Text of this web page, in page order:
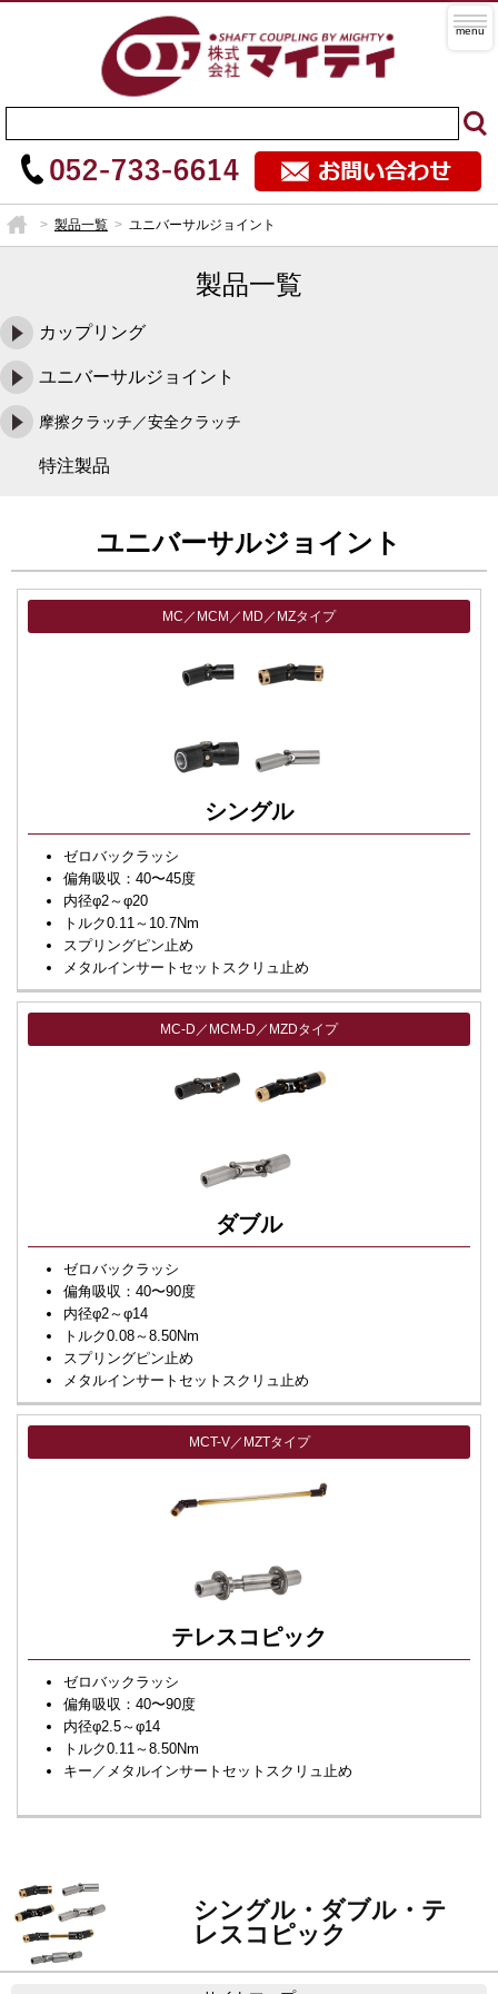
製品一覧 ユニバーサルジョイント
製品一覧
カップリング
ユニバーサルジョイント
摩擦クラッチ／安全クラッチ
特注製品
ユニバーサルジョイント
MC／MCM／MD／MZタイプ
シングル
ゼロバックラッシ
偏角吸収：40〜45度
内径φ2～φ20
トルク0.11～10.7Nm
スプリングピン止め
メタルインサートセットスクリュ止め
MC-D／MCM-D／MZDタイプ
ダブル
ゼロバックラッシ
偏角吸収：40〜90度
内径φ2～φ14
トルク0.08～8.50Nm
スプリングピン止め
メタルインサートセットスクリュ止め
MCT-V／MZTタイプ
テレスコピック
ゼロバックラッシ
偏角吸収：40〜90度
内径φ2.5～φ14
トルク0.11～8.50Nm
キー／メタルインサートセットスクリュ止め
シングル・ダブル・テ
レスコピック